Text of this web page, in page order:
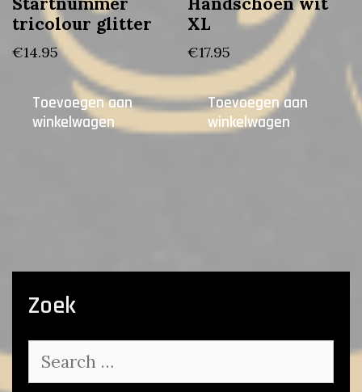
tricolour glitter
€14.95
Toevoegen aan
winkelwagen
XL
€17.95
Toevoegen aan
winkelwagen
Zoek
for: